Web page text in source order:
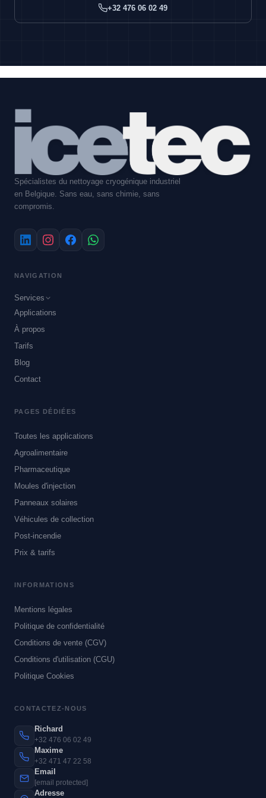
+32 476 06 02 49
Spécialistes du nettoyage cryogénique industriel
en Belgique. Sans eau, sans chimie, sans
compromis.
NAVIGATION
Services
Industrie & Production
Agroalimentaire, Labs & Pharma
Bâtiment & Patrimoine
Applications
À propos
Tarifs
Blog
Contact
PAGES DÉDIÉES
Toutes les applications
Agroalimentaire
Pharmaceutique
Moules d'injection
Panneaux solaires
Véhicules de collection
Post-incendie
Prix & tarifs
INFORMATIONS
Mentions légales
Politique de confidentialité
Conditions de vente (CGV)
Conditions d'utilisation (CGU)
Politique Cookies
CONTACTEZ-NOUS
Richard
+32 476 06 02 49
Maxime
+32 471 47 22 58
Email
[email protected]
Adresse